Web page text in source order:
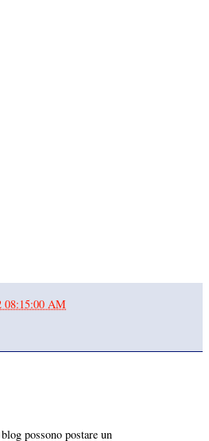
08:15:00 AM
possono postare un